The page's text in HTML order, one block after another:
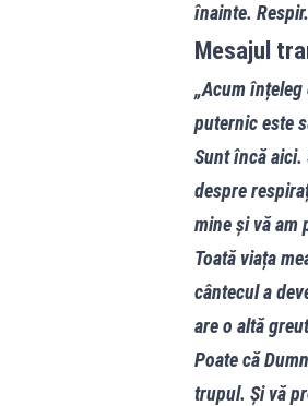
înainte.
Mesajul
„Acum
puternic este
Sunt încă aici.
despre
mine și vă am
Toată viața
cântecul a
are o altă
Poate că
trupul. Și vă